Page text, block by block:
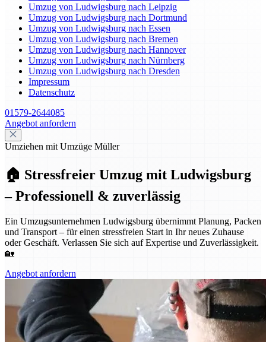
Umzug von Ludwigsburg nach Leipzig
Umzug von Ludwigsburg nach Dortmund
Umzug von Ludwigsburg nach Essen
Umzug von Ludwigsburg nach Bremen
Umzug von Ludwigsburg nach Hannover
Umzug von Ludwigsburg nach Nürnberg
Umzug von Ludwigsburg nach Dresden
Impressum
Datenschutz
01579-2644085
Angebot anfordern
Umziehen mit Umzüge Müller
🏠 Stressfreier Umzug mit Ludwigsburg
– Professionell & zuverlässig
Ein Umzugsunternehmen Ludwigsburg übernimmt Planung, Packen
und Transport – für einen stressfreien Start in Ihr neues Zuhause
oder Geschäft. Verlassen Sie sich auf Expertise und Zuverlässigkeit.
🏡
Angebot anfordern